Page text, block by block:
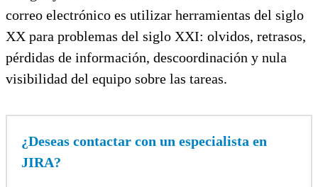
correo electrónico es utilizar herramientas del siglo
XX para problemas del siglo XXI: olvidos, retrasos,
pérdidas de información, descoordinación y nula
visibilidad del equipo sobre las tareas.
¿Deseas contactar con un especialista en
JIRA?